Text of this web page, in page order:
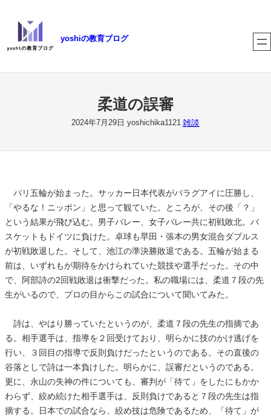
yoshiの教育ブログ
柔道の誤審
2024年7月29日 yoshichika1121 雑談
パリ五輪が始まった。サッカー日本代表がパラグアイに圧勝し、
「やるな！ニッポン」と思って観ていた。ところが、その後「？」
という結果が飛び込む。男子バレー、女子バレー共に初戦敗北。バ
スケットもドイツに負けた。卓球も早田・張本の男女混合ダブルス
が初戦敗退した。そして、池江の準決勝敗退である。五輪が始まる
前は、いずれもが期待をかけられていた競技や選手だった。その中
で、阿部詩の2回戦敗退は衝撃だった。私の職場には、柔道７段の先
生がいるので、プロの目からこの試合について聞いてみた。
詩は、やはり勝っていたというのが、柔道７段の先生の指摘であ
る。相手選手は、指導を２回受けており、明らかに技のかけ逃げを
行い、３回目の指導で反則負けだったというのである。その直後の
谷落としで詩は一本負けした。明らかに、誤審だというのである。
更に、永山の失神の件についても、審判が「待て」をしたにもかか
わらず、絞め続けた相手選手は、反則負けであると７段の先生は指
摘する。日本での試合なら、絞め技は危険であるため、「待て」が